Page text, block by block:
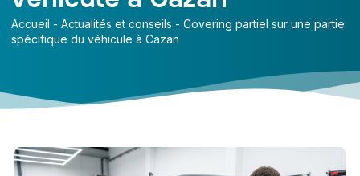
Accueil - Actualités et conseils - Covering partiel sur une partie
spécifique du véhicule à Cazan